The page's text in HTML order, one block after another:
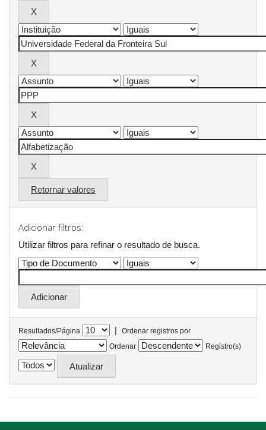
Retornar valores
Adicionar filtros:
Utilizar filtros para refinar o resultado de busca.
Resultados/Página |
Ordenar registros por
Ordenar
Registro(s)